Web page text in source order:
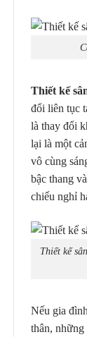
Thiết kế
đổi liên tục
là thay đổi
lại là một
vô cùng
bậc thang
chiếu nghỉ
Thiết kế
Nếu gia
thân,